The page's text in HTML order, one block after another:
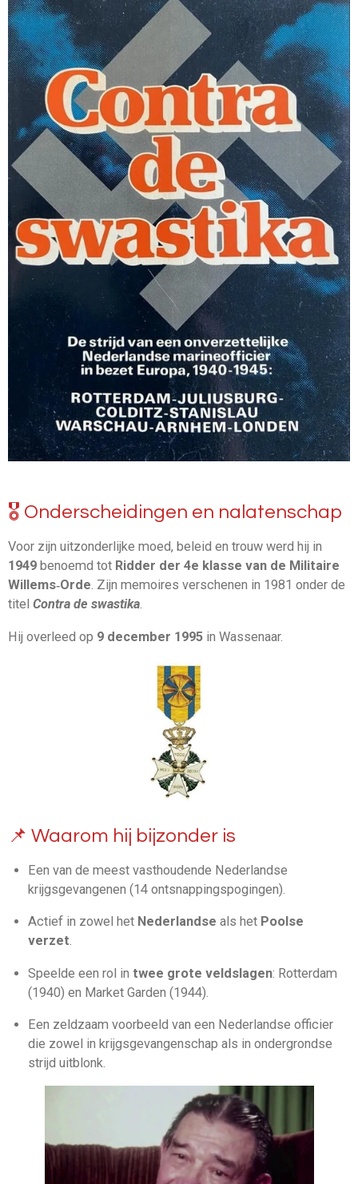
🎖️ Onderscheidingen en nalatenschap
Voor zijn uitzonderlijke moed, beleid en trouw werd hij in
1949 benoemd tot Ridder der 4e klasse van de Militaire
Willems‑Orde. Zijn memoires verschenen in 1981 onder de
titel Contra de swastika.
Hij overleed op 9 december 1995 in Wassenaar.
📌 Waarom hij bijzonder is
Een van de meest vasthoudende Nederlandse
krijgsgevangenen (14 ontsnappingspogingen).
Actief in zowel het Nederlandse als het Poolse
verzet.
Speelde een rol in twee grote veldslagen: Rotterdam
(1940) en Market Garden (1944).
Een zeldzaam voorbeeld van een Nederlandse officier
die zowel in krijgsgevangenschap als in ondergrondse
strijd uitblonk.